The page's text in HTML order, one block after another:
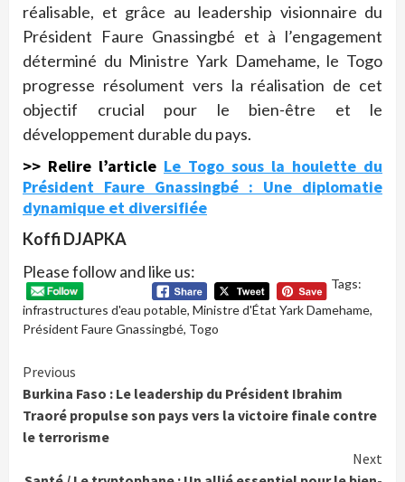
réalisable, et grâce au leadership visionnaire du
Président Faure Gnassingbé et à l’engagement
déterminé du Ministre Yark Damehame, le Togo
progresse résolument vers la réalisation de cet
objectif crucial pour le bien-être et le
développement durable du pays.
>> Relire l’article Le Togo sous la houlette du
Président Faure Gnassingbé : Une diplomatie
dynamique et diversifiée
Koffi DJAPKA
Please follow and like us:
Tags:
infrastructures d'eau potable, Ministre d'État Yark Damehame,
Président Faure Gnassingbé, Togo
Continue
Reading
Previous
Burkina Faso : Le leadership du Président Ibrahim
Traoré propulse son pays vers la victoire finale contre
le terrorisme
Next